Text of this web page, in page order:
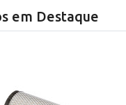
em Destaque